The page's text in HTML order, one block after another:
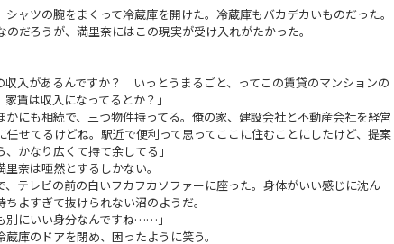
ャツの腕をまくって冷蔵庫を開けた。冷蔵庫もバカデカいものだった。
だろうが、満里奈にはこの現実が受け入れがたかった。
収入があるんですか？ いっとうまるごと、ってこの賃貸のマンションの
賃は収入になってるとか？」
にも相続で、三つ物件持ってる。俺の家、建設会社と不動産会社を経営
せてるけどね。駅近で便利って思ってここに住むことにしたけど、提案
かなり広くて持て余してる」
奈は唖然とするしかない。
テレビの前の白いフカフカソファーに座った。身体がいい感じに沈ん
よすぎて抜けられない沼のようだ。
別にいい身分なんですね……」
庫のドアを閉め、困ったように笑う。